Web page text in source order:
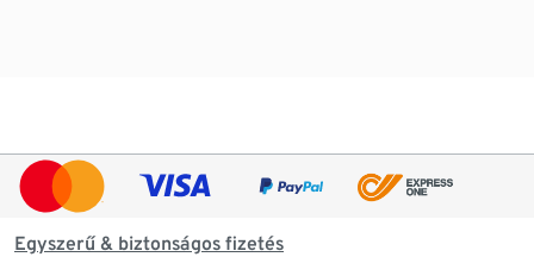
Egyszerű & biztonságos fizetés